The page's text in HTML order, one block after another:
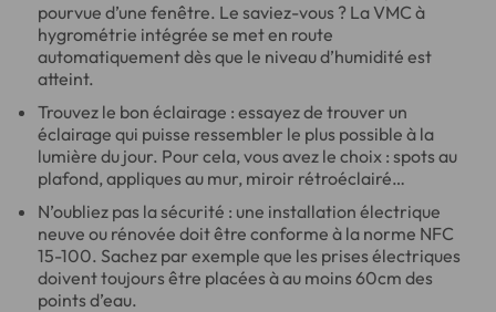
pourvue d’une fenêtre. Le saviez-vous ? La VMC à
hygrométrie intégrée se met en route
automatiquement dès que le niveau d’humidité est
atteint.
Trouvez le bon éclairage : essayez de trouver un
éclairage qui puisse ressembler le plus possible à la
lumière du jour. Pour cela, vous avez le choix : spots au
plafond, appliques au mur, miroir rétroéclairé…
N’oubliez pas la sécurité : une installation électrique
neuve ou rénovée doit être conforme à la norme NFC
15-100. Sachez par exemple que les prises électriques
doivent toujours être placées à au moins 60cm des
points d’eau.